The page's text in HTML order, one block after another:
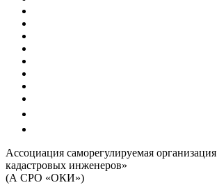
Ассоциация саморегулируемая организация
кадастровых инженеров»
(А СРО «ОКИ»)